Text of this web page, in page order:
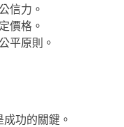
信力。
價格。
平原則。
功的關鍵。